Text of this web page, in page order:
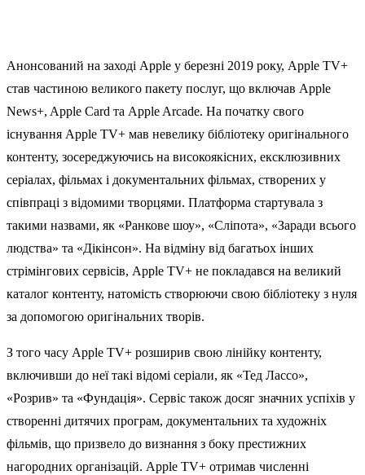
Анонсований на заході Apple у березні 2019 року, Apple TV+
став частиною великого пакету послуг, що включав Apple
News+, Apple Card та Apple Arcade. На початку свого
існування Apple TV+ мав невелику бібліотеку оригінального
контенту, зосереджуючись на високоякісних, ексклюзивних
серіалах, фільмах і документальних фільмах, створених у
співпраці з відомими творцями. Платформа стартувала з
такими назвами, як «Ранкове шоу», «Сліпота», «Заради всього
людства» та «Дікінсон». На відміну від багатьох інших
стрімінгових сервісів, Apple TV+ не покладався на великий
каталог контенту, натомість створюючи свою бібліотеку з нуля
за допомогою оригінальних творів.
З того часу Apple TV+ розширив свою лінійку контенту,
включивши до неї такі відомі серіали, як «Тед Лассо»,
«Розрив» та «Фундація». Сервіс також досяг значних успіхів у
створенні дитячих програм, документальних та художніх
фільмів, що призвело до визнання з боку престижних
нагородних організацій. Apple TV+ отримав численні